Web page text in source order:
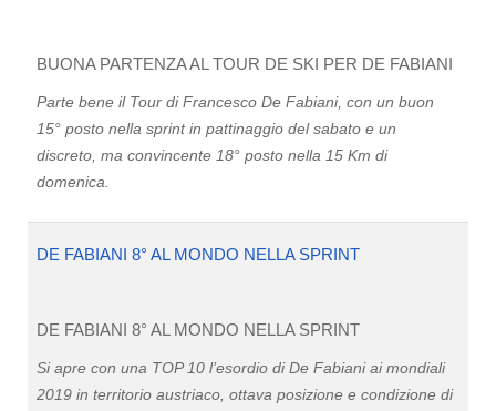
BUONA PARTENZA AL TOUR DE SKI PER DE FABIANI
Parte bene il Tour di Francesco De Fabiani, con un buon
15° posto nella sprint in pattinaggio del sabato e un
discreto, ma convincente 18° posto nella 15 Km di
domenica.
DE FABIANI 8° AL MONDO NELLA SPRINT
DE FABIANI 8° AL MONDO NELLA SPRINT
Si apre con una TOP 10 l’esordio di De Fabiani ai mondiali
2019 in territorio austriaco, ottava posizione e condizione di